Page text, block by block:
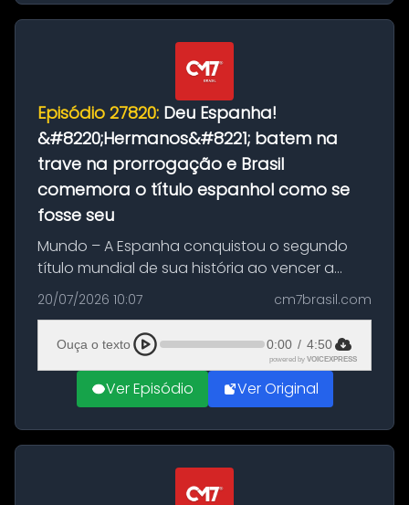
Episódio 27820: Deu Espanha!
&#8220;Hermanos&#8221; batem na
trave na prorrogação e Brasil
comemora o título espanhol como se
fosse seu
Mundo – A Espanha conquistou o segundo
título mundial de sua história ao vencer a
Argentina por 1 a 0, neste domingo (19), na
decisão da Copa do Mundo de 2026. Depois
de um duelo sem gols durante o te...
20/07/2026 10:07 cm7brasil.com
Ouça o texto 0:00 / 4:50
powered by VOICEXPRESS
Ver Episódio Ver Original